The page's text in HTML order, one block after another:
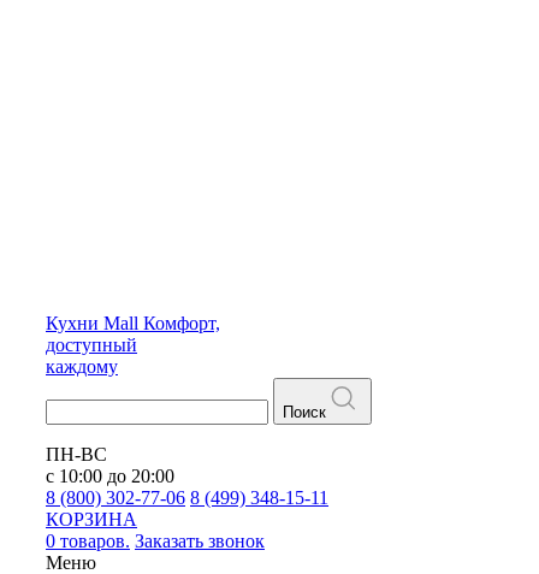
Кухни Mall Комфорт,
доступный
каждому
Поиск
ПН-ВС
с 10:00 до 20:00
8 (800) 302-77-06 8 (499) 348-15-11
КОРЗИНА
0 товаров. Заказать звонок
Меню